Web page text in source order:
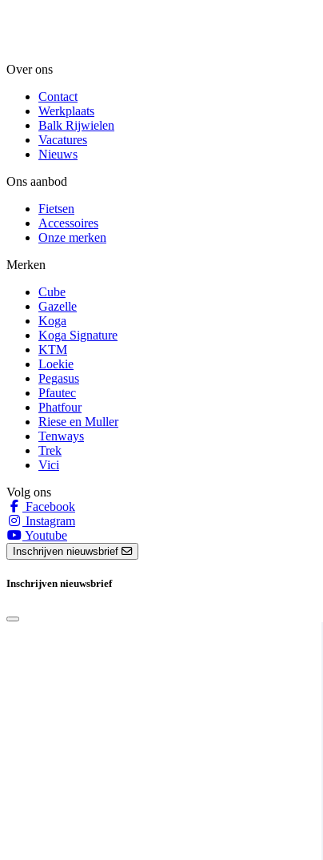
Over ons
Contact
Werkplaats
Balk Rijwielen
Vacatures
Nieuws
Ons aanbod
Fietsen
Accessoires
Onze merken
Merken
Cube
Gazelle
Koga
Koga Signature
KTM
Loekie
Pegasus
Pfautec
Phatfour
Riese en Muller
Tenways
Trek
Vici
Volg ons
Facebook
Instagram
Youtube
Inschrijven nieuwsbrief
Inschrijven nieuwsbrief